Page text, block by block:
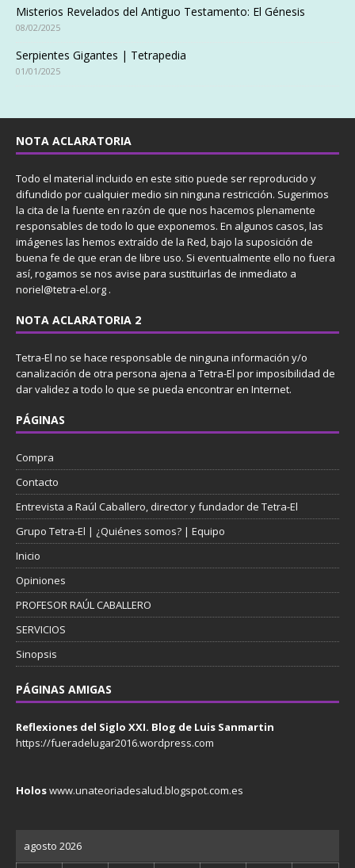
Misterios Revelados del Antiguo Testamento: El Génesis
08/02/2025
Serpientes Gigantes | Tetrapedia
01/01/2025
NOTA ACLARATORIA
Todo el material incluido en este sitio puede ser reproducido y
difundido por cualquier medio sin ninguna restricción. Sugerimos
la cita de la fuente en razón de que nos hacemos plenamente
responsables de todo lo que exponemos. En algunos casos, las
imágenes las hemos extraído de la Red, bajo la suposición de
buena fe de que eran de libre uso. Si eventualmente ello no fuera
así, rogamos se nos avise para sustituirlas de inmediato a
noriel@tetra-el.org .
NOTA ACLARATORIA 2
Tetra-El no se hace responsable de ninguna información y/o
canalización de otra persona ajena a Tetra-El por imposibilidad de
dar validez a todo lo que se pueda encontrar en Internet.
PÁGINAS
Compra
Contacto
Entrevista a Raúl Caballero, director y fundador de Tetra-El
Grupo Tetra-El | ¿Quiénes somos? | Equipo
Inicio
Opiniones
PROFESOR RAÚL CABALLERO
SERVICIOS
Sinopsis
PÁGINAS AMIGAS
Reflexiones del Siglo XXI. Blog de Luis Sanmartin
https://fueradelugar2016.wordpress.com
Holoswww.unateoriadesalud.blogspot.com.es
agosto 2026